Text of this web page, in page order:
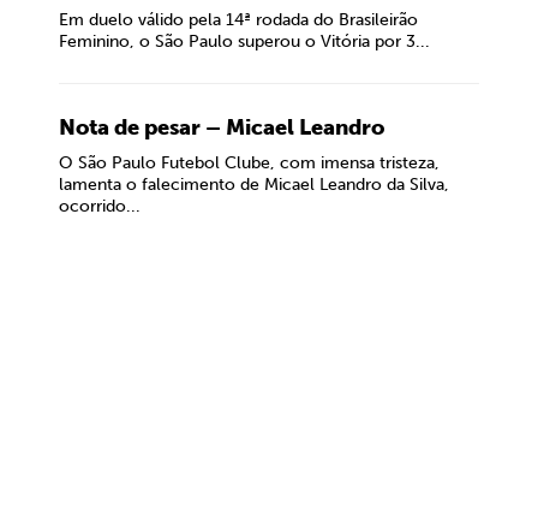
Em duelo válido pela 14ª rodada do Brasileirão
Feminino, o São Paulo superou o Vitória por 3...
Nota de pesar – Micael Leandro
O São Paulo Futebol Clube, com imensa tristeza,
lamenta o falecimento de Micael Leandro da Silva,
ocorrido...